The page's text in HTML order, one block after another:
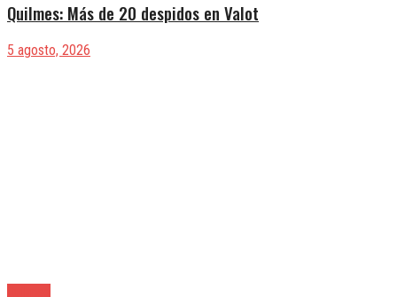
Quilmes: Más de 20 despidos en Valot
5 agosto, 2026